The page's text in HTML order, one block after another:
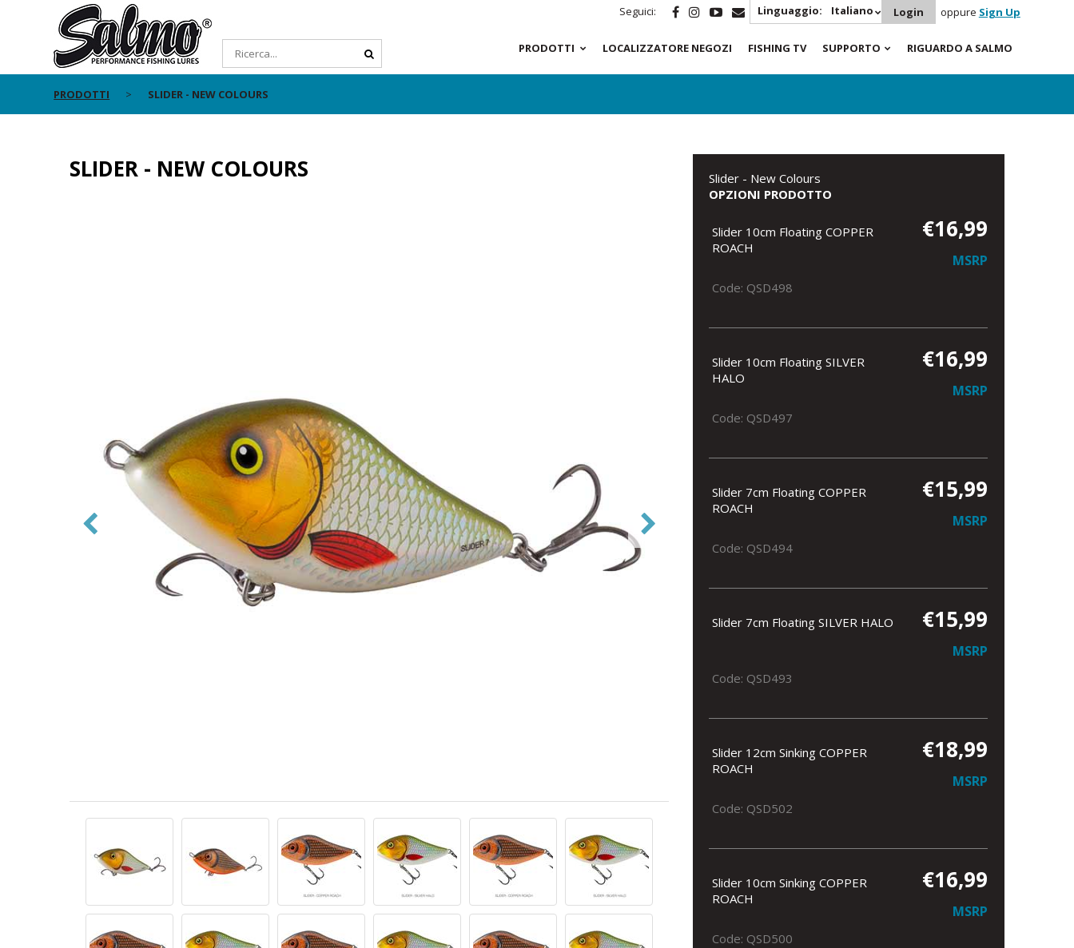
Seguici: Linguaggio: Italiano Login oppure Sign Up
PRODOTTI LOCALIZZATORE NEGOZI FISHING TV SUPPORTO RIGUARDO A SALMO
PRODOTTI SLIDER - NEW COLOURS
SLIDER - NEW COLOURS
Slider - New Colours
OPZIONI PRODOTTO
Slider 10cm Floating COPPER
ROACH
€16,99
MSRP
Code: QSD498
Slider 10cm Floating SILVER
HALO
€16,99
MSRP
Code: QSD497
Slider 7cm Floating COPPER
ROACH
€15,99
MSRP
Code: QSD494
Slider 7cm Floating SILVER HALO €15,99
MSRP
Code: QSD493
Slider 12cm Sinking COPPER
ROACH
€18,99
MSRP
Code: QSD502
Slider 10cm Sinking COPPER
ROACH
€16,99
MSRP
Code: QSD500